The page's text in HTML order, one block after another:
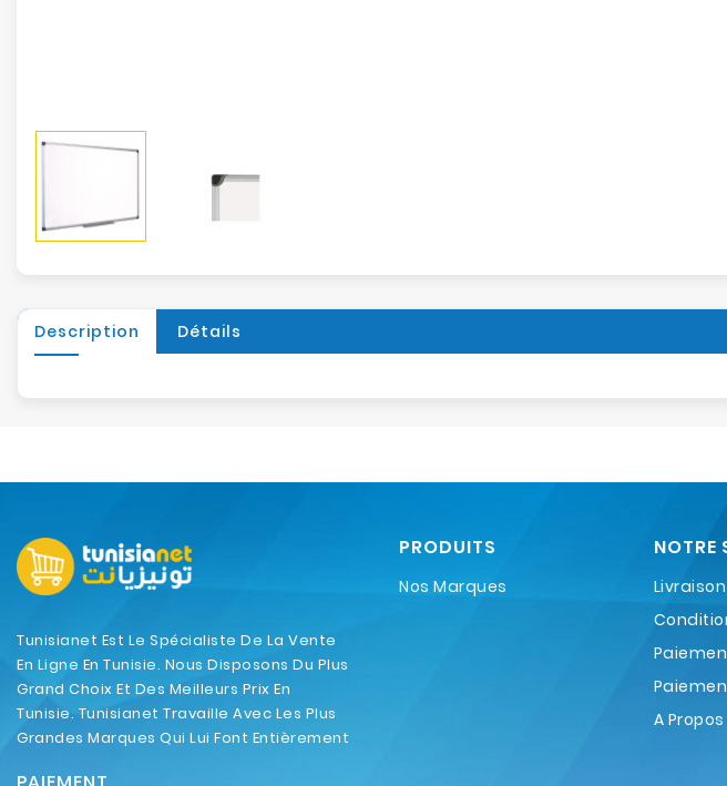
Description Détails
Tunisianet Est Le Spécialiste De La Vente
En Ligne En Tunisie. Nous Disposons Du Plus
Grand Choix Et Des Meilleurs Prix En
Tunisie. Tunisianet Travaille Avec Les Plus
Grandes Marques Qui Lui Font Entièrement
PRODUITS
Nos Marques
NOTRE
Livraison
A Propos